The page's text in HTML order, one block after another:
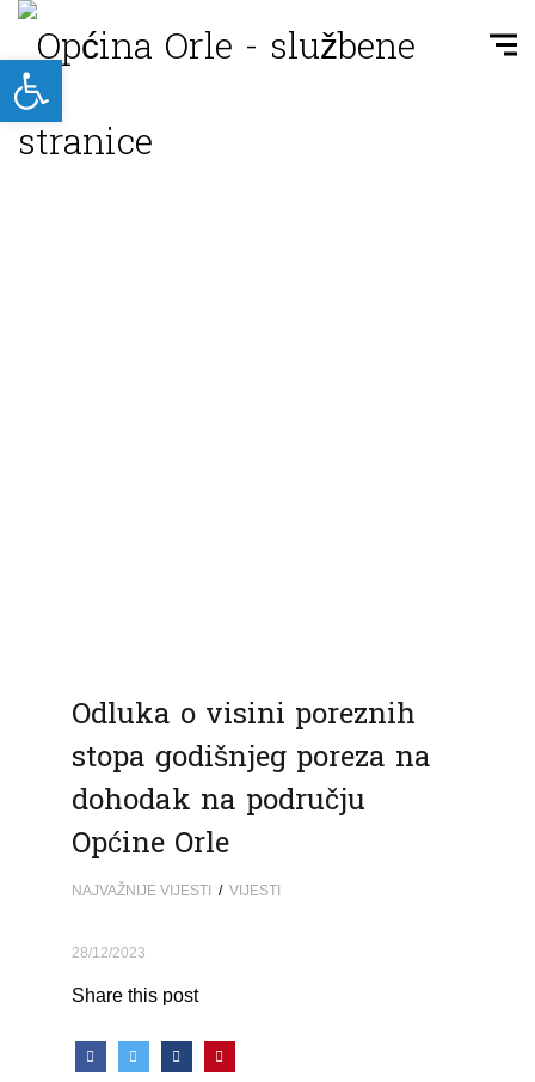
Odluka o visini poreznih
stopa godišnjeg poreza na
dohodak na području
Općine Orle
NAJVAŽNIJE VIJESTI / VIJESTI
28/12/2023
Share this post
Open toolbar